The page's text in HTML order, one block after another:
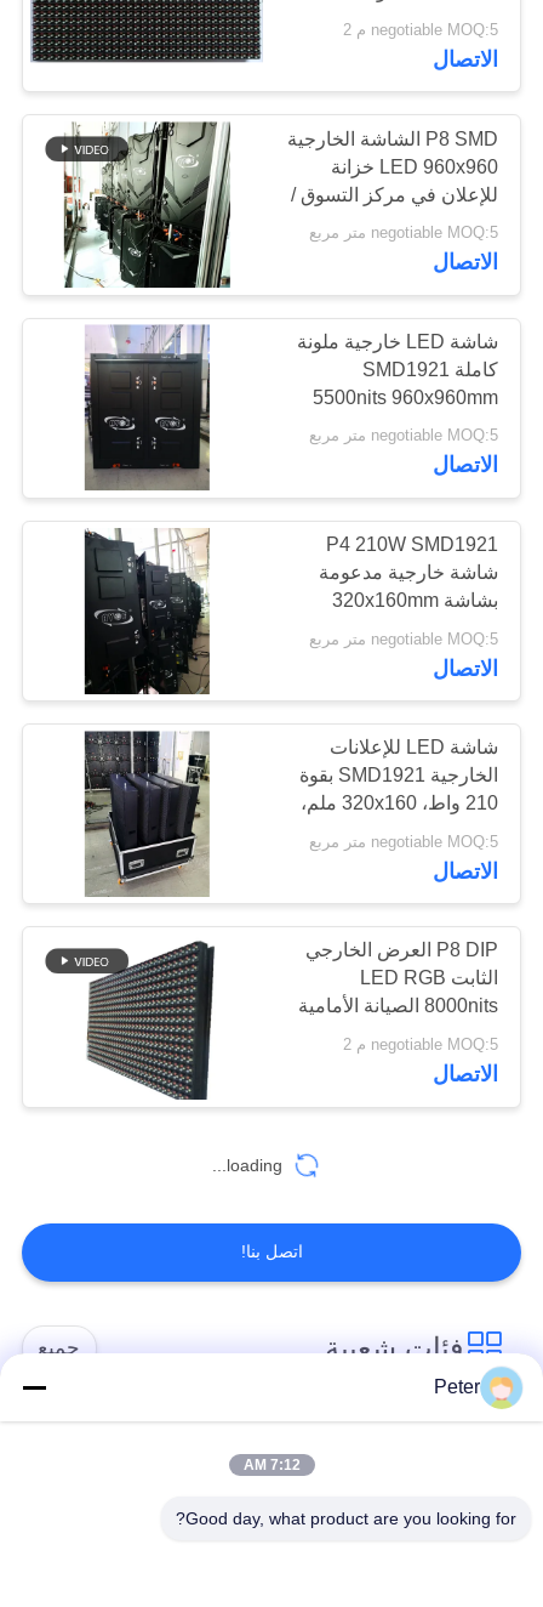
خريطة
الموقع
سياسة
الخصوصية
عرض LED Fine
Pitch
41
عرض LED في الهواء
الطلق في الهواء
الطلق
67
عرض LED الإيجار
الداخلي
50
شاشة الإعلان LED
في الهواء الطلق
57
24
شاشة LED المحيط
21
negotiable MOQ:5 م 2
الاتصال
P8 SMD الشاشة الخارجية
LED 960x960 خزانة
للإعلان في مركز التسوق /
مبنى تجاري
negotiable MOQ:5 متر مربع
الاتصال
شاشة LED خارجية ملونة
كاملة SMD1921
5500nits 960x960mm
P4
negotiable MOQ:5 متر مربع
الاتصال
P4 210W SMD1921
شاشة خارجية مدعومة
بشاشة 320x160mm
خزائن منحنية
negotiable MOQ:5 متر مربع
الاتصال
شاشة LED للإعلانات
الخارجية SMD1921 بقوة
210 واط، 320x160 ملم،
خزائن منحنية
negotiable MOQ:5 متر مربع
الاتصال
P8 DIP العرض الخارجي
الثابت LED RGB
8000nits الصيانة الأمامية
negotiable MOQ:5 م 2
الاتصال
loading...
اتصل بنا!
فئات شعبية جميع
شاشة LED ثابتة في
الشاشة الشفافة
Peter
7:12 AM
Good day, what product are you looking for?